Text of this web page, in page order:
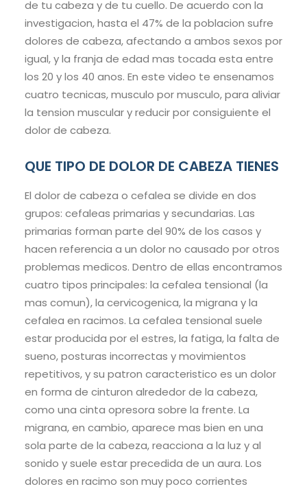
de tu cabeza y de tu cuello. De acuerdo con la
investigacion, hasta el 47% de la poblacion sufre
dolores de cabeza, afectando a ambos sexos por
igual, y la franja de edad mas tocada esta entre
los 20 y los 40 anos. En este video te ensenamos
cuatro tecnicas, musculo por musculo, para aliviar
la tension muscular y reducir por consiguiente el
dolor de cabeza.
QUE TIPO DE DOLOR DE CABEZA TIENES
El dolor de cabeza o cefalea se divide en dos
grupos: cefaleas primarias y secundarias. Las
primarias forman parte del 90% de los casos y
hacen referencia a un dolor no causado por otros
problemas medicos. Dentro de ellas encontramos
cuatro tipos principales: la cefalea tensional (la
mas comun), la cervicogenica, la migrana y la
cefalea en racimos. La cefalea tensional suele
estar producida por el estres, la fatiga, la falta de
sueno, posturas incorrectas y movimientos
repetitivos, y su patron caracteristico es un dolor
en forma de cinturon alrededor de la cabeza,
como una cinta opresora sobre la frente. La
migrana, en cambio, aparece mas bien en una
sola parte de la cabeza, reacciona a la luz y al
sonido y suele estar precedida de un aura. Los
dolores en racimo son muy poco corrientes